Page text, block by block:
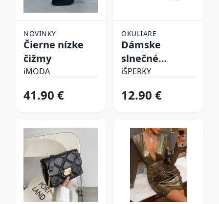
NOVINKY
Čierne nízke
čižmy
iMODA
41.90 €
OKULIARE
Dámske
slnečné
okuliare
iŠPERKY
12.90 €